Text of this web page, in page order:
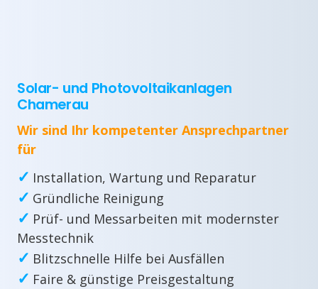
Solar- und Photovoltaikanlagen
Chamerau
Wir sind Ihr kompetenter Ansprechpartner
für
✓ Installation, Wartung und Reparatur
✓ Gründliche Reinigung
✓ Prüf- und Messarbeiten mit modernster
Messtechnik
✓ Blitzschnelle Hilfe bei Ausfällen
✓ Faire & günstige Preisgestaltung